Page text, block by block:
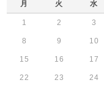
月 火 水
1 2 3
8 9 10
15 16 17
22 23 24